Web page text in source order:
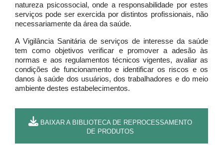
natureza psicossocial, onde a responsabilidade por estes
serviços pode ser exercida por distintos profissionais, não
necessariamente da área da saúde.
A Vigilância Sanitária de serviços de interesse da saúde
tem como objetivos verificar e promover a adesão às
normas e aos regulamentos técnicos vigentes, avaliar as
condições de funcionamento e identificar os riscos e os
danos à saúde dos usuários, dos trabalhadores e do meio
ambiente destes estabelecimentos.
BAIXAR A BIBLIOTECA DE REPROCESSAMENTO
DE PRODUTOS